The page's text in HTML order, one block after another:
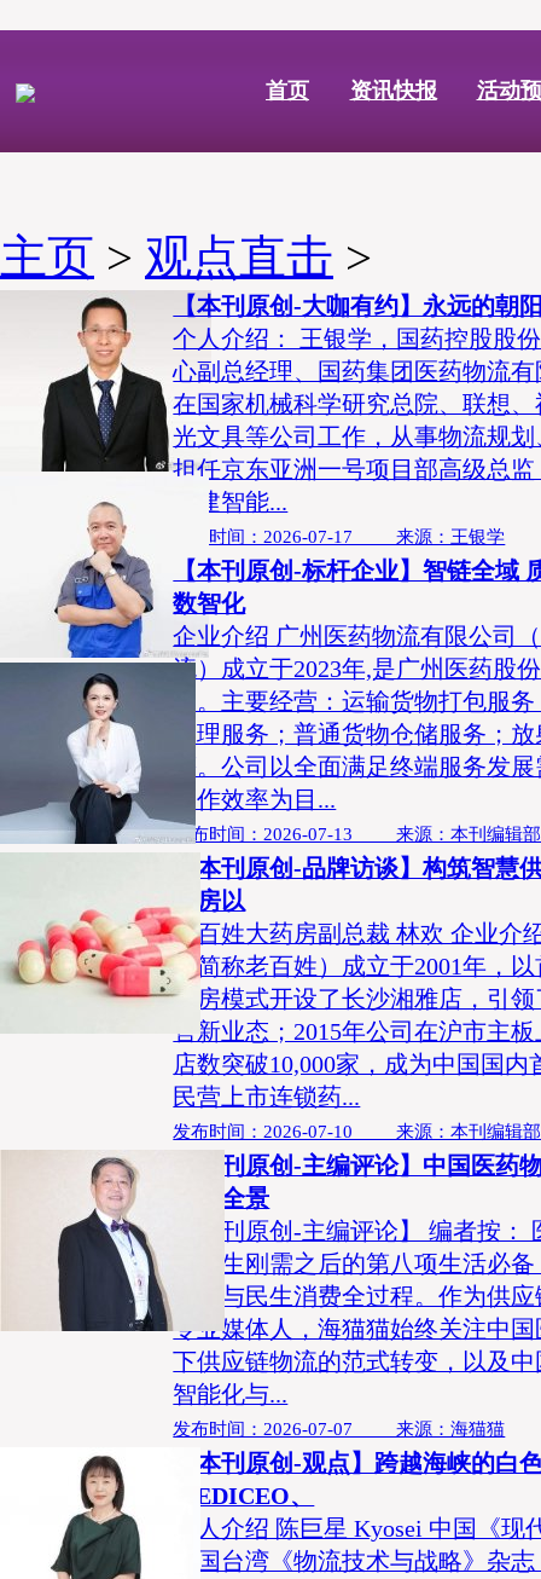
首页 资讯快报 活动
主页 > 观点直击 >
【本刊原创-大咖有约】永远的
个人介绍： 王银学，国药控股股
心副总经理、国药集团医药物流
在国家机械科学研究总院、联想
光文具等公司工作，从事物流规
担任京东亚洲一号项目部高级总
自建智能...
发布时间：2026-07-17 来源：王银学
【本刊原创-标杆企业】智链全域
数智化
企业介绍 广州医药物流有限公司
流）成立于2023年,是广州医药股
司。主要经营：运输货物打包服
管理服务；普通货物仓储服务；
等。公司以全面满足终端服务发
运作效率为目...
发布时间：2026-07-13 来源：本刊编辑部
【本刊原创-品牌访谈】构筑智慧
药房以
老百姓大药房副总裁 林欢 企业介
下简称老百姓）成立于2001年，
药房模式开设了长沙湘雅店，引
售新业态；2015年公司在沪市主
店数突破10,000家，成为中国国
民营上市连锁药...
发布时间：2026-07-10 来源：本刊编辑部
【本刊原创-主编评论】中国医药
发展全景
【本刊原创-主编评论】 编者按：
统民生刚需之后的第八项生活必
保障与民生消费全过程。作为供
专业媒体人，海猫猫始终关注中
下供应链物流的范式转变，以及
智能化与...
发布时间：2026-07-07 来源：海猫猫
【本刊原创-观点】跨越海峡的
MEDICEO、
个人介绍 陈巨星 Kyosei 中国《
中国台湾《物流技术与战略》杂